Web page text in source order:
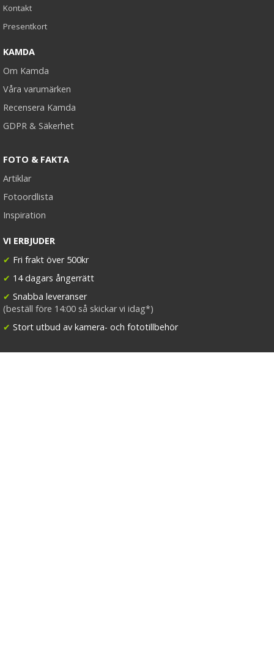
Kontakt
Presentkort
KAMDA
Om Kamda
Våra varumärken
Recensera Kamda
GDPR & Säkerhet
FOTO & FAKTA
Artiklar
Fotoordlista
Inspiration
VI ERBJUDER
✔ Fri frakt över 500kr
✔ 14 dagars ångerrätt
✔ Snabba leveranser
(beställ före 14:00 så skickar vi idag*)
✔ Stort utbud av kamera- och fototillbehör